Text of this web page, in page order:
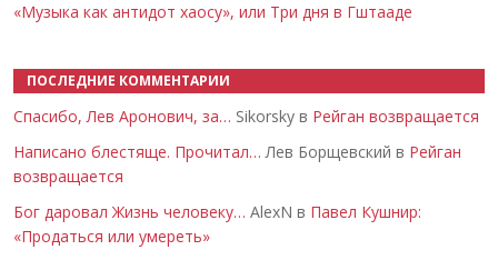
«Музыка как антидот хаосу», или Три дня в Гштааде
ПОСЛЕДНИЕ КОММЕНТАРИИ
Спасибо, Лев Аронович, за… Sikorsky в Рейган возвращается
Написано блестяще. Прочитал… Лев Борщевский в Рейган
возвращается
Бог даровал Жизнь человеку… AlexN в Павел Кушнир:
«Продаться или умереть»